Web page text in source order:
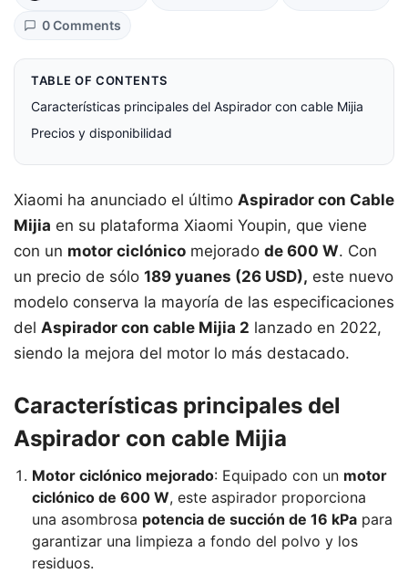
0 Comments
TABLE OF CONTENTS
Características principales del Aspirador con cable Mijia
Precios y disponibilidad
Xiaomi ha anunciado el último Aspirador con Cable
Mijia en su plataforma Xiaomi Youpin, que viene
con un motor ciclónico mejorado de 600 W. Con
un precio de sólo 189 yuanes (26 USD), este nuevo
modelo conserva la mayoría de las especificaciones
del Aspirador con cable Mijia 2 lanzado en 2022,
siendo la mejora del motor lo más destacado.
Características principales del
Aspirador con cable Mijia
Motor ciclónico mejorado: Equipado con un motor
ciclónico de 600 W, este aspirador proporciona
una asombrosa potencia de succión de 16 kPa para
garantizar una limpieza a fondo del polvo y los
residuos.